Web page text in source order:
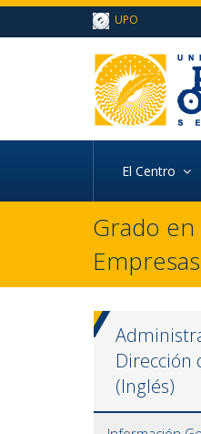
Ir al contenido principal de la
Ir a la cabecera de la página
Ir al pie de la página (alt + p)
Ir al menú principal (alt + u)
UPO
El Centro
Grado
Dirección
(Inglés)